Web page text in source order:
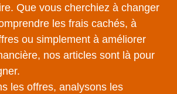
Que vous cherchiez à changer
les frais cachés, à
ou simplement à améliorer
nos articles sont là pour
les offres, analysons les